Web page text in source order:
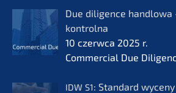
Due diligence handlo­wa
kontrol­na
10 czerw­ca 2025 r.
Commer­cial Due
IDW S1: Standard